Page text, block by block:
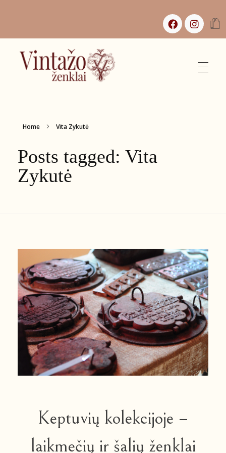
Home Vita Zykutė
Posts tagged: Vita
Zykutė
Keptuvių kolekcijoje –
laikmečių ir šalių ženklai